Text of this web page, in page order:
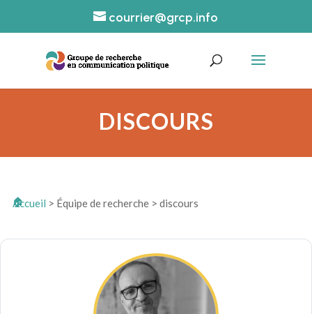
courrier@grcp.info
DISCOURS
Accueil > Équipe de recherche > discours